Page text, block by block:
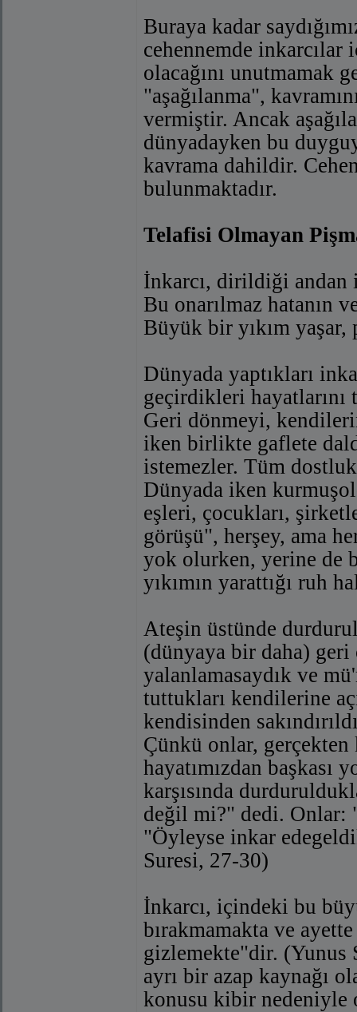
Buraya kadar
cehennemde inkarcılar
olacağını unutmamak
"aşağılanma",
vermiştir. Ancak
dünyadayken bu
kavrama dahildir.
bulunmaktadır.
Telafisi Olmayan
İnkarcı, dirildiği andan
Bu onarılmaz hatanın
Büyük bir yıkım
Dünyada yaptıkları
geçirdikleri hayatlarını
Geri dönmeyi,
iken birlikte gaflete
istemezler. Tüm
Dünyada iken
eşleri, çocukları,
görüşü", herşey, ama
yok olurken, yerine de
yıkımın yarattığı ruh
Ateşin üstünde
(dünyaya bir daha)
yalanlamasaydık ve
tuttukları kendilerine
kendisinden
Çünkü onlar,
hayatımızdan
karşısında
değil mi?" dedi. Onlar:
"Öyleyse inkar
Suresi, 27-30)
İnkarcı, içindeki bu
bırakmamakta ve
gizlemekte"dir. (Yunus
ayrı bir azap kaynağı
konusu kibir nedeniyle